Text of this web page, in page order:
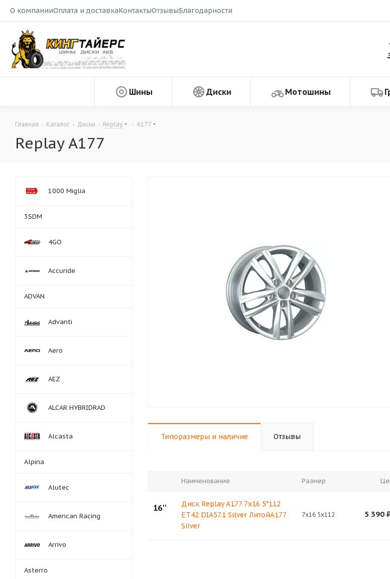
О компанииОплата и доставкаКонтактыОтзывыБлагодарности
Шины Диски Мотошины
Главная - Каталог - Диски - Replay - A177
Replay A177
Типоразмеры и наличие Отзывы
Наименование Размер
16''
Диск Replay A177 7x16 5*112
ET42 DIA57.1 Silver ЛитойA177
Silver
7x16 5x112 5 390
1000 Miglia
3SDM
4GO
Accuride
ADVAN
Advanti
Aero
AEZ
ALCAR HYBRIDRAD
Alcasta
Alpina
Alutec
American Racing
Arrivo
Asterro